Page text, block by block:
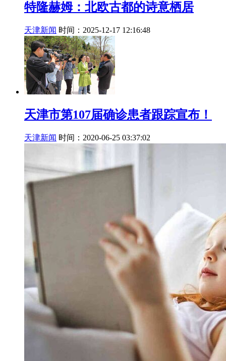
特隆赫姆：北欧古都的诗意栖居
天津新闻 时间：2025-12-17 12:16:48
天津市第107届确诊患者跟踪宣布！
天津新闻 时间：2020-06-25 03:37:02